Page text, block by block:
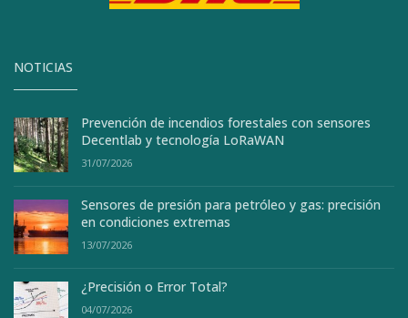
NOTICIAS
Prevención de incendios forestales con sensores
Decentlab y tecnología LoRaWAN
31/07/2026
Sensores de presión para petróleo y gas: precisión
en condiciones extremas
13/07/2026
¿Precisión o Error Total?
04/07/2026